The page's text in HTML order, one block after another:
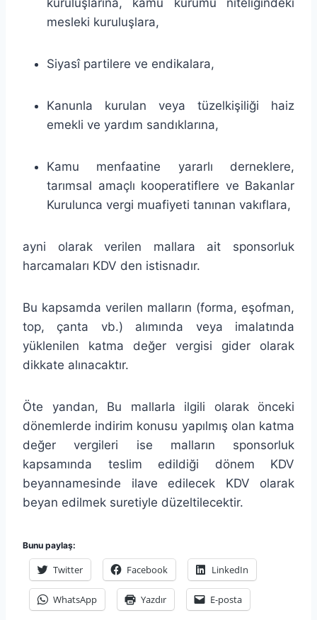
mesleki kuruluşlara,
Siyasî partilere ve endikalara,
Kanunla kurulan veya tüzelkişiliği haiz
emekli ve yardım sandıklarına,
Kamu menfaatine yararlı derneklere,
tarımsal amaçlı kooperatiflere ve Bakanlar
Kurulunca vergi muafiyeti tanınan vakıflara,
ayni olarak verilen mallara ait sponsorluk
harcamaları KDV den istisnadır.
Bu kapsamda verilen malların (forma, eşofman,
top, çanta vb.) alımında veya imalatında
yüklenilen katma değer vergisi gider olarak
dikkate alınacaktır.
Öte yandan, Bu mallarla ilgili olarak önceki
dönemlerde indirim konusu yapılmış olan katma
değer vergileri ise malların sponsorluk
kapsamında teslim edildiği dönem KDV
beyannamesinde ilave edilecek KDV olarak
beyan edilmek suretiyle düzeltilecektir.
Bunu paylaş:
Twitter Facebook LinkedIn
WhatsApp Yazdır E-posta